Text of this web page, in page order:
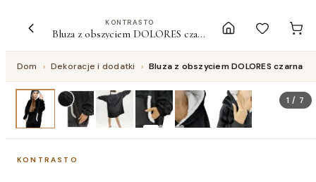
KONTRASTO
Bluza z obszyciem DOLORES czarna
Dom › Dekoracje i dodatki › Bluza z obszyciem DOLORES czarna
1 / 7
KONTRASTO